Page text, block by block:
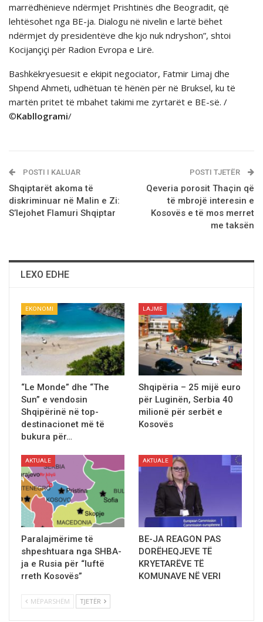
marrëdhënieve ndërmjet Prishtinës dhe Beogradit, që
lehtësohet nga BE-ja. Dialogu në nivelin e lartë bëhet
ndërmjet dy presidentëve dhe kjo nuk ndryshon”, shtoi
Kocijançiçi për Radion Evropa e Lirë.
Bashkëkryesuesit e ekipit negociator, Fatmir Limaj dhe
Shpend Ahmeti, udhëtuan të hënën për në Bruksel, ku të
martën pritet të mbahet takimi me zyrtarët e BE-së. /
©Kabllogrami/
POSTI I KALUAR
Shqiptarёt akoma tё
diskriminuar nё Malin e Zi:
S’lejohet Flamuri Shqiptar
POSTI TJETËR
Qeveria porosit Thaçin që
të mbrojë interesin e
Kosovës e të mos merret
me taksën
LEXO EDHE
EKONOMI
“Le Monde” dhe “The
Sun” e vendosin
Shqipërinë në top-
destinacionet më të
bukura për…
LAJME
Shqipëria – 25 mijë euro
për Luginën, Serbia 40
milionë për serbët e
Kosovës
AKTUALE
Paralajmërime të
shpeshtuara nga SHBA-
ja e Rusia për “luftë
rreth Kosovës”
AKTUALE
BE-JA REAGON PAS
DORËHEQJEVE TË
KRYETARËVE TË
KOMUNAVE NË VERI
MËPARSHËM TJETËR